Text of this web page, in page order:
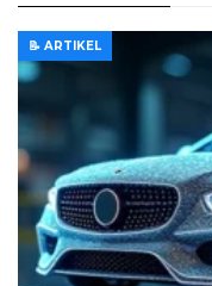
📝 ARTIKEL